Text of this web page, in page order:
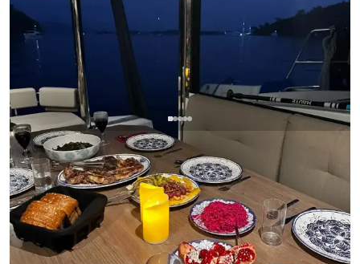
Fethiye, Muğla
Fethiye'de 2023 Model Katamaran Kiralama | Bali 4.6
5+1 Kabinli
Katamaran
Seyir 12 Kişi · 6 Kabin · 13.65m